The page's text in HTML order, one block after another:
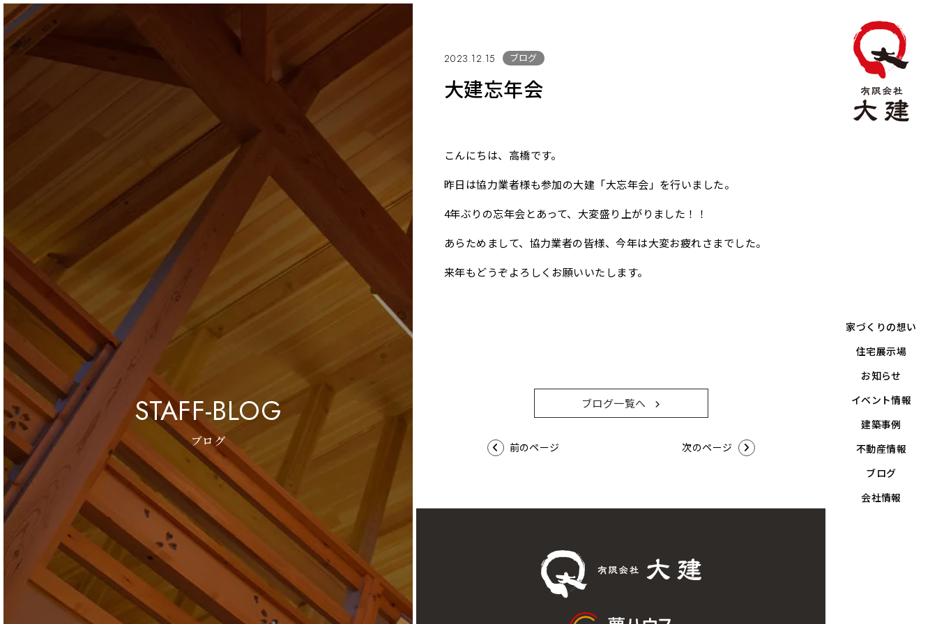
STAFF-BLOG
ブログ
家づくりの想い
住宅展示場
お知らせ
イベント情報
建築事例
不動産情報
ブログ
会社情報
2023.12.15 ブログ
大建忘年会
こんにちは、高橋です。
昨日は協力業者様も参加の大建「大忘年会」を行いました。
4年ぶりの忘年会とあって、大変盛り上がりました！！
あらためまして、協力業者の皆様、今年は大変お疲れさまでした。
来年もどうぞよろしくお願いいたします。
ブログ一覧へ
前のページ 次のページ